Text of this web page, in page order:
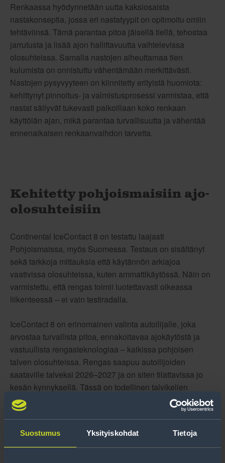
Suostumus Yksityiskohdat Tietoja
Renkaassa hyödynnetään uutta kaksiosaista
nastakonseptia, jossa eri nastatyypit on optimoitu omiin
tehtäviinsä. Tämä parantaa pitoa jäisellä tiellä, tehostaa
jarrutusta ja lisää ajon hallittavuutta vaihtelevissa
olosuhteissa. Samalla nastojen aiheuttamaa tien
kulumista on onnistuttu vähentämään merkittävästi.
Nastojen pysyvyyteen on kiinnitetty erityistä huomiota:
kehittynyt pinnoitus- ja valmistusprosessi varmistaa, että
nastat säilyvät tukevasti paikoillaan koko renkaan
käyttöiän ajan, mikä parantaa turvallisuutta ja vähentää
ennenaikaisen renkaanvaihdon tarvetta.
Kehitetty pohjoismaisiin ajo-
olosuhteisiin
Continental IceContact 8 on testattu laajasti
Pohjoismaissa, myös Suomessa. Testaus on sisältänyt
sekä tarkkoja mittauksia että käytännön arkiajoa
vaativissa olosuhteissa, kuten ammattikäytössä. Näin on
varmistettu, että rengas toimii luotettavasti oikeassa
liikenteessä – ei vain testiradalla.
IceContact 8 on erinomainen valinta autoilijalle, joka
arvostaa turvallista pitoa, ennakoitavaa ajokäytöstä ja
vastuullista rengasteknologiaa – kaikissa pohjoisen
talven olosuhteissa. Rengas saapuu autoilijoiden
saataville talveksi 2026–2027 ja on siten tilattavissa jo
kesän kynnyksellä. Tässä on todellinen talvikelien
taittaja, joka takaa turvalliset kilometrit ja ajamisen
riemun. Varaa omasi ajoissa!